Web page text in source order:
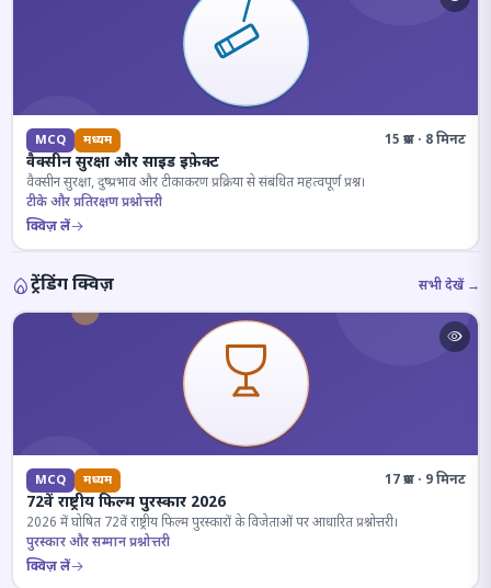
MCQ मध्यम 15 प्रश्न · 8 मिनट
वैक्सीन सुरक्षा और साइड इफ़ेक्ट
वैक्सीन सुरक्षा, दुष्प्रभाव और टीकाकरण प्रक्रिया से संबंधित महत्वपूर्ण प्रश्न।
टीके और प्रतिरक्षण प्रश्नोत्तरी
क्विज़ लें
ट्रेंडिंग क्विज़ सभी देखें →
MCQ मध्यम 17 प्रश्न · 9 मिनट
72वें राष्ट्रीय फिल्म पुरस्कार 2026
2026 में घोषित 72वें राष्ट्रीय फिल्म पुरस्कारों के विजेताओं पर आधारित प्रश्नोत्तरी।
पुरस्कार और सम्मान प्रश्नोत्तरी
क्विज़ लें